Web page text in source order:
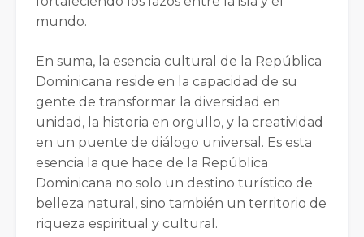
mundo.
En suma, la esencia cultural de la República
Dominicana reside en la capacidad de su
gente de transformar la diversidad en
unidad, la historia en orgullo, y la creatividad
en un puente de diálogo universal. Es esta
esencia la que hace de la República
Dominicana no solo un destino turístico de
belleza natural, sino también un territorio de
riqueza espiritual y cultural.